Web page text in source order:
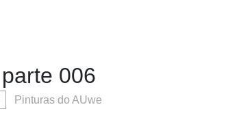
006
Pinturas do AUwe